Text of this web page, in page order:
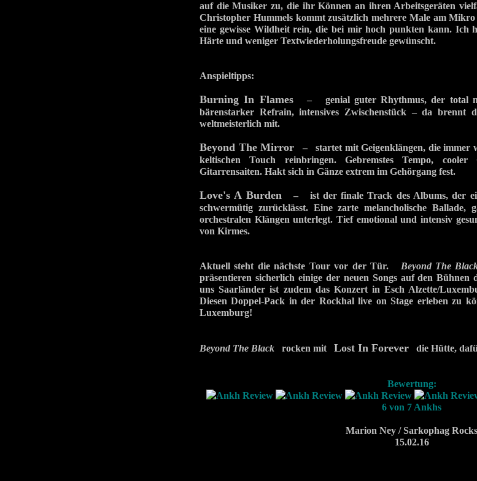
auf die Musiker zu, die ihr Können an ihren Arbeitsgeräten
Christopher Hummels kommt zusätzlich mehrere Male am
eine gewisse Wildheit rein, die bei mir hoch punkten kann. Ich
Härte und weniger Textwiederholungsfreude gewünscht.
Anspieltipps:
Burning In Flames– genial guter Rhythmus, der total
bärenstarker Refrain, intensives Zwischenstück – da
weltmeisterlich mit.
Beyond The Mirror – startet mit Geigenklängen, die immer
keltischen Touch reinbringen. Gebremstes Tempo,
Gitarrensaiten. Hakt sich in Gänze extrem im Gehörgang fest.
Love's A Burden – ist der finale Track des Albums, der
schwermütig zurücklässt. Eine zarte melancholische
orchestralen Klängen unterlegt. Tief emotional und intensiv
von Kirmes.
Aktuell steht die nächste Tour vor der Tür. Beyond The
präsentieren sicherlich einige der neuen Songs auf den
uns Saarländer ist zudem das Konzert in Esch Alzette/
Diesen Doppel-Pack in der Rockhal live on Stage erleben zu
Luxemburg!
Beyond The Black rocken mit Lost In Forever die Hütte,
Bewertung:
6 von 7 Ankhs
Marion Ney / Sarkophag Rocks
15.02.16